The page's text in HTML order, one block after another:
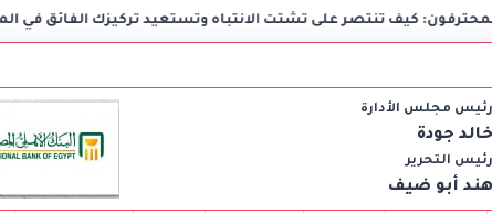
تشتت الانتباه وتستعيد تركيزك الفائق في المذاكرة؟
رئيس مجلس الأدارة
خالد جودة
رئيس التحرير
هند أبو ضيف